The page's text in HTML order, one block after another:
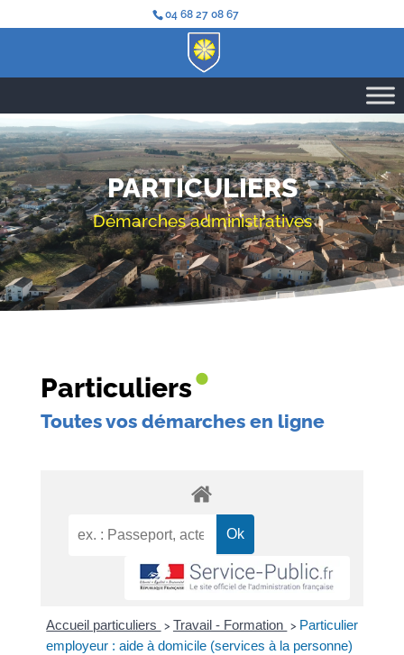
04 68 27 08 67
PARTICULIERS
Démarches administratives
Particuliers•
Toutes vos démarches en ligne
Accueil particuliers > Travail - Formation > Particulier
employeur : aide à domicile (services à la personne)